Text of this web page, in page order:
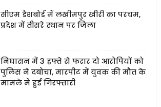
सीएम डैशबोर्ड में लखीमपुर खीरी का परचम,
प्रदेश में तीसरे स्थान पर जिला
निघासन में 3 हफ्ते से फरार दो आरोपियों को
पुलिस ने दबोचा, मारपीट में युवक की मौत के
मामले में हुई गिरफ्तारी